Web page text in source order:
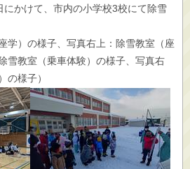
かけて、市内の小学校3校にて除雪
学）の様子、写真右上：除雪教室（座
雪教室（乗車体験）の様子、写真右
の様子）